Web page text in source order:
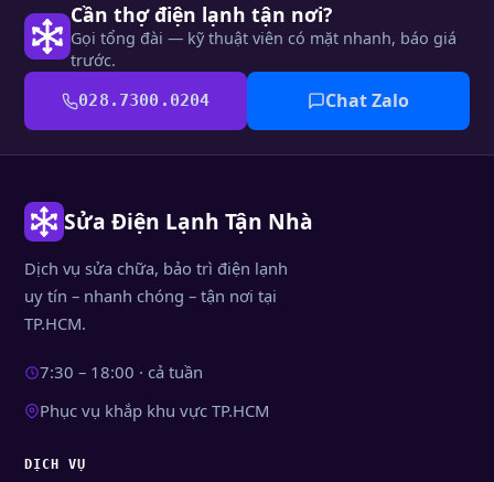
Cần thợ điện lạnh tận nơi?
Gọi tổng đài — kỹ thuật viên có mặt nhanh, báo giá
trước.
028.7300.0204 Chat Zalo
Sửa Điện Lạnh Tận Nhà
Dịch vụ sửa chữa, bảo trì điện lạnh
uy tín – nhanh chóng – tận nơi tại
TP.HCM.
7:30 – 18:00 · cả tuần
Phục vụ khắp khu vực TP.HCM
DỊCH VỤ